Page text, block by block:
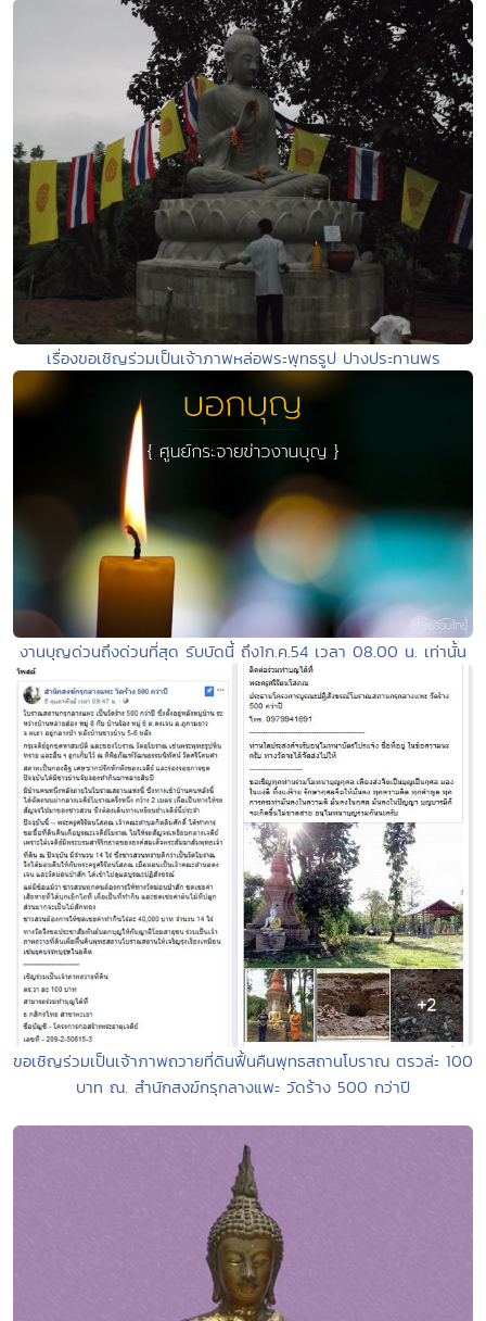
เรื่องขอเชิญร่วมเป็นเจ้าภาพหล่อพระพุทธรูป ปางประทานพร
งานบุญด่วนถึงด่วนที่สุด รับบัดนี้ ถึง1ก.ค.54 เวลา 08.00 น. เท่านั้น
ขอเชิญร่วมเป็นเจ้าภาพถวายที่ดินฟื้นคืนพุทธสถานโบราณ ตรวล่ะ 100
บาท ณ. สำนักสงฆ์กรุกลางแพะ วัดร้าง 500 กว่าปี